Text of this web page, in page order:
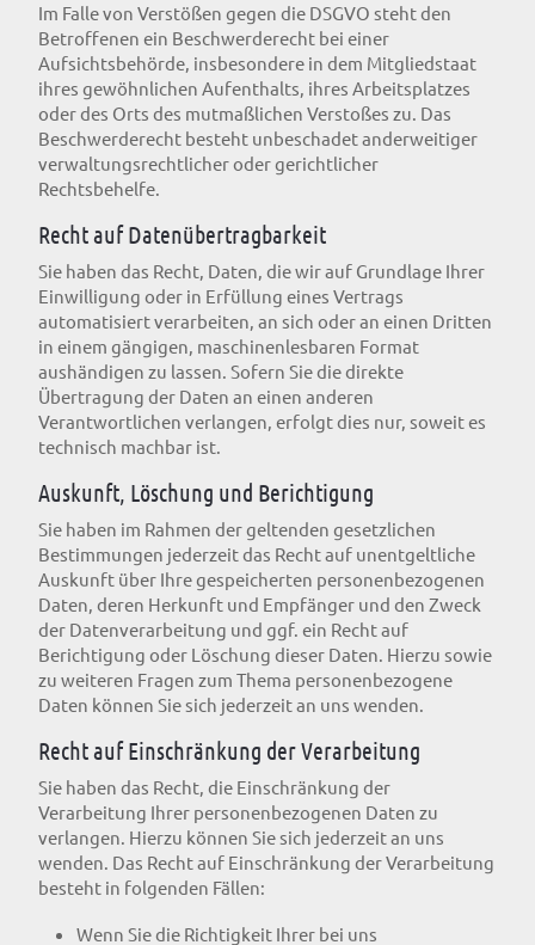
Im Falle von Verstößen gegen die DSGVO steht den
Betroffenen ein Beschwerderecht bei einer
Aufsichtsbehörde, insbesondere in dem Mitgliedstaat
ihres gewöhnlichen Aufenthalts, ihres Arbeitsplatzes
oder des Orts des mutmaßlichen Verstoßes zu. Das
Beschwerderecht besteht unbeschadet anderweitiger
verwaltungsrechtlicher oder gerichtlicher
Rechtsbehelfe.
Recht auf Daten­übertrag­barkeit
Sie haben das Recht, Daten, die wir auf Grundlage Ihrer
Einwilligung oder in Erfüllung eines Vertrags
automatisiert verarbeiten, an sich oder an einen Dritten
in einem gängigen, maschinenlesbaren Format
aushändigen zu lassen. Sofern Sie die direkte
Übertragung der Daten an einen anderen
Verantwortlichen verlangen, erfolgt dies nur, soweit es
technisch machbar ist.
Auskunft, Löschung und Berichtigung
Sie haben im Rahmen der geltenden gesetzlichen
Bestimmungen jederzeit das Recht auf unentgeltliche
Auskunft über Ihre gespeicherten personenbezogenen
Daten, deren Herkunft und Empfänger und den Zweck
der Datenverarbeitung und ggf. ein Recht auf
Berichtigung oder Löschung dieser Daten. Hierzu sowie
zu weiteren Fragen zum Thema personenbezogene
Daten können Sie sich jederzeit an uns wenden.
Recht auf Einschränkung der Verarbeitung
Sie haben das Recht, die Einschränkung der
Verarbeitung Ihrer personenbezogenen Daten zu
verlangen. Hierzu können Sie sich jederzeit an uns
wenden. Das Recht auf Einschränkung der Verarbeitung
besteht in folgenden Fällen:
Wenn Sie die Richtigkeit Ihrer bei uns